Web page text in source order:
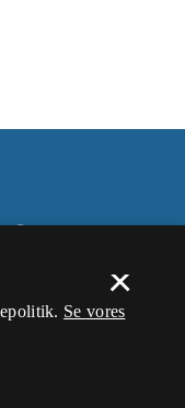
×
Se vores